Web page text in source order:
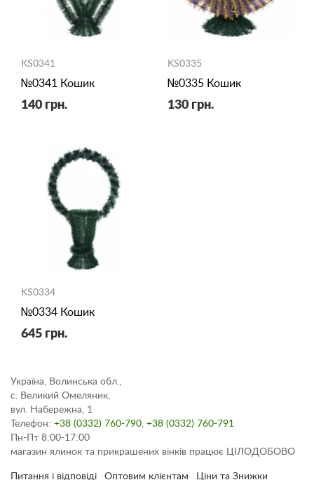
KS0341
№0341 Кошик
140 грн.
KS0335
№0335 Кошик
130 грн.
KS0334
№0334 Кошик
645 грн.
Україна, Волинська обл.,
с. Великий Омеляник,
вул. Набережна, 1
Телефон: +38 (0332) 760-790, +38 (0332) 760-791
Пн-Пт 8:00-17:00
магазин ялинок та прикрашених вінків працює ЦІЛОДОБОВО
Питання і відповіді Оптовим клієнтам Ціни та Знижки